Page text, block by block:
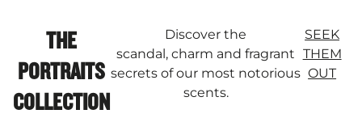
THE
PORTRAITS
COLLECTION
Discover the
scandal, charm and fragrant
secrets of our most notorious
scents.
SEEK
THEM
OUT